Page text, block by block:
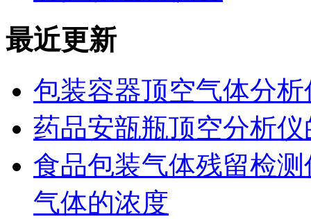
最近更新
包装容器顶空气体分
药品安瓿瓶顶空分析
食品包装气体残留检
气体的浓度